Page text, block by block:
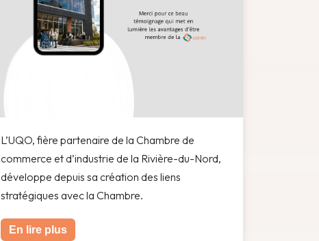
L’UQO, fière partenaire de la Chambre de
commerce et d’industrie de la Rivière-du-Nord,
développe depuis sa création des liens
stratégiques avec la Chambre.
En lire plus